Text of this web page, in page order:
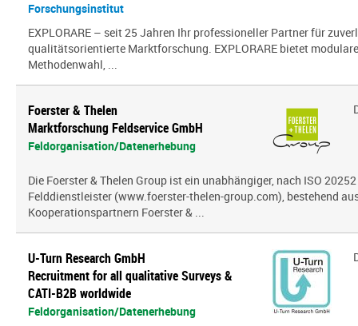
Forschungsinstitut
EXPLORARE – seit 25 Jahren Ihr professioneller Partner für
qualitätsorientierte Marktforschung. EXPLORARE bietet
Methodenwahl, ...
Foerster & Thelen
Marktforschung Feldservice GmbH
Feldorganisation/Datenerhebung
Die Foerster & Thelen Group ist ein unabhängiger, nach ISO
Felddienstleister (www.foerster-thelen-group.com), bestehend
Kooperationspartnern Foerster & ...
U-Turn Research GmbH
Recruitment for all qualitative Surveys &
CATI-B2B worldwide
Feldorganisation/Datenerhebung